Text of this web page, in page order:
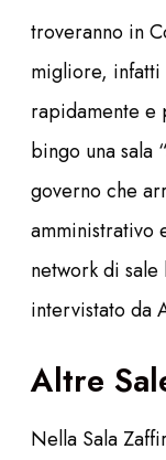
troveranno in
migliore, infatti
rapidamente e
bingo una sala
governo che
amministrativo
network di
intervistato da
Altre
Nella Sala